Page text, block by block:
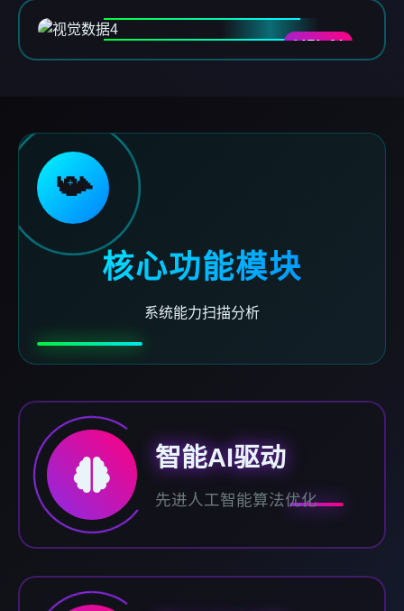
DATA-04
📯
核心功能模块
系统能力扫描分析
智能AI驱动
先进人工智能算法优化